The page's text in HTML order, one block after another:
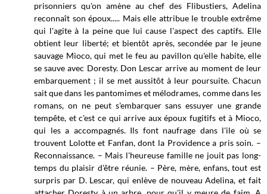
prisonniers qu'on amène au chef des Flibustiers, Adelina
reconnaît son époux..... Mais elle attribue le trouble extrême
qui l'agite à la peine que lui cause l'aspect des captifs. Elle
obtient leur liberté; et bientôt après, secondée par le jeune
sauvage Mioco, qui met le feu au pavillon qu'elle habite, elle
se sauve avec Doresty. Don Lescar arrive au moment de leur
embarquement ; il se met aussitôt à leur poursuite. Chacun
sait que dans les pantomimes et mélodrames, comme dans les
romans, on ne peut s'embarquer sans essuyer une grande
tempête, et c'est ce qui arrive aux époux fugitifs et à Mioco,
qui les a accompagnés. Ils font naufrage dans l'ile où se
trouvent Lolotte et Fanfan, dont la Providence a pris soin. –
Reconnaissance. – Mais l'heureuse famille ne jouit pas long-
temps du plaisir d'être réunie. – Père, mère, enfans, tout est
surpris par D. Lescar, qui enlève de nouveau Adelina, et fait